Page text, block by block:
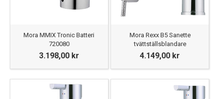
Mora MMIX Tronic Batteri
720080
3.198,00 kr
Mora Rexx B5 Sanette
tvättställsblandare
4.149,00 kr